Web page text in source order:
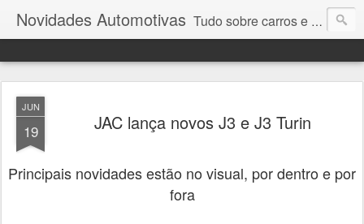
Novidades Automotivas Tudo sobre carros e motores
JUN
19 JAC lança novos J3 e J3 Turin
Principais novidades estão no visual, por dentro e por
fora